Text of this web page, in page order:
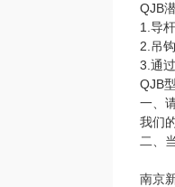
QJB
1.导
2.吊
3.通
QJB
一、
我们
二、
南京